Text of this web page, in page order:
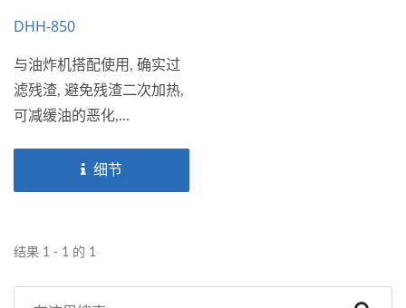
DHH-850
与油炸机搭配使用, 确实过
滤残渣, 避免残渣二次加热,
可减缓油的恶化,...
细节
结果 1 - 1 的 1